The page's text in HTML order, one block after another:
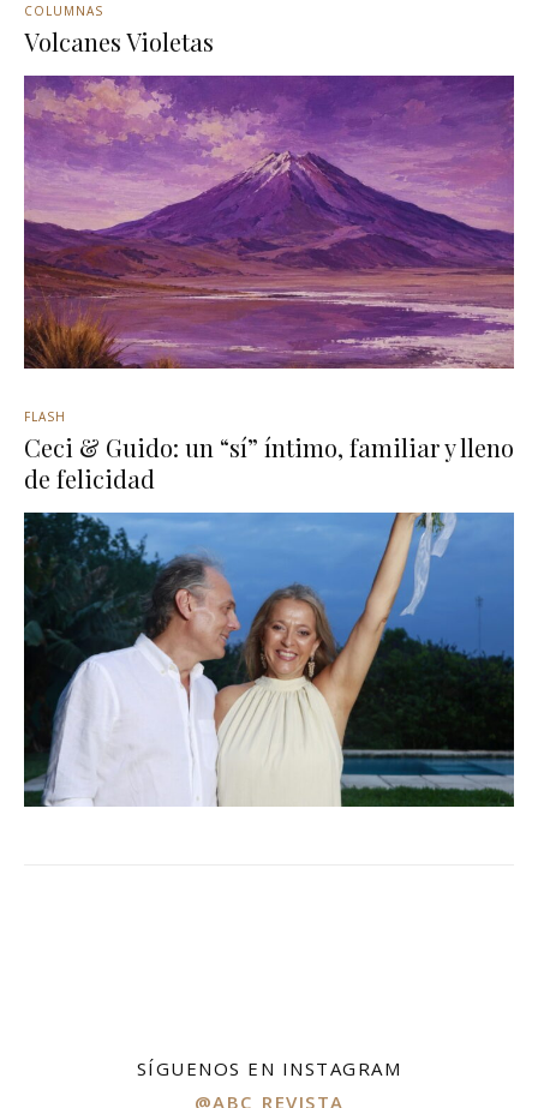
COLUMNAS
Volcanes Violetas
FLASH
Ceci & Guido: un “sí” íntimo, familiar y lleno
de felicidad
SÍGUENOS EN INSTAGRAM
@ABC_REVISTA